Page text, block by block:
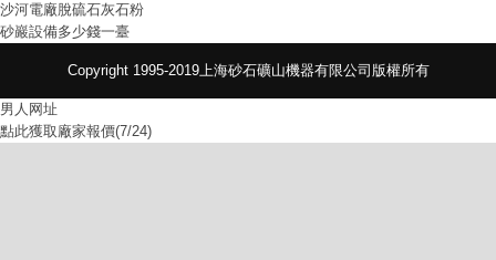
沙河電廠脫硫石灰石粉
砂巖設備多少錢一臺
Copyright 1995-2019上海砂石礦山機器有限公司版權所有
男人网址
點此獲取廠家報價(7/24)